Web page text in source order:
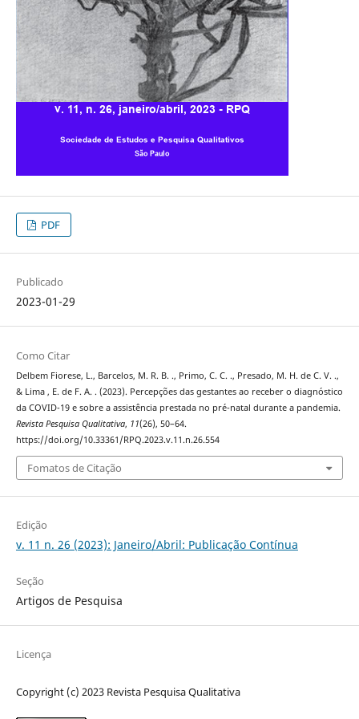
PDF
Publicado
2023-01-29
Como Citar
Delbem Fiorese, L., Barcelos, M. R. B. ., Primo, C. C. ., Presado, M. H. de C. V. .,
& Lima , E. de F. A. . (2023). Percepções das gestantes ao receber o diagnóstico
da COVID-19 e sobre a assistência prestada no pré-natal durante a pandemia.
Revista Pesquisa Qualitativa, 11(26), 50–64.
https://doi.org/10.33361/RPQ.2023.v.11.n.26.554
Fomatos de Citação
Edição
v. 11 n. 26 (2023): Janeiro/Abril: Publicação Contínua
Seção
Artigos de Pesquisa
Licença
Copyright (c) 2023 Revista Pesquisa Qualitativa